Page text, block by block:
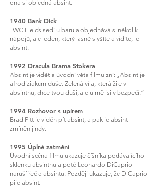
ona si objedná absint.
1940 Bank Dick
WC Fields sedí u baru a objednává si několik
nápojů, ale jeden, který jasně slyšíte a vidíte, je
absint.
1992 Dracula Brama Stokera
Absint je vidět a úvodní věta filmu zní: „Absint je
afrodiziakum duše. Zelená víla, která žije v
absinthu, chce tvou duši, ale u mě jsi v bezpečí.“
1994 Rozhovor s upírem
Brad Pitt je viděn pít absint, a pak je absint
zmíněn jindy.
1995 Úplné zatmění
Úvodní scéna filmu ukazuje číšníka podávajícího
sklenku absinthu a poté Leonardo DiCaprio
naruší řeč o absintu. Později ukazuje, že DiCaprio
pije absint.